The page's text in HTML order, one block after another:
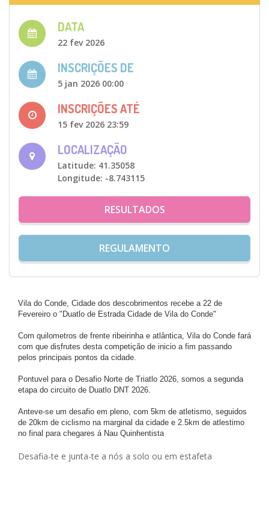
DATA
22 fev 2026
INSCRIÇÕES DE
5 jan 2026 00:00
INSCRIÇÕES ATÉ
15 fev 2026 23:59
LOCALIZAÇÃO
Latitude: 41.35058
Longitude: -8.743115
RESULTADOS
REGULAMENTO
Vila do Conde, Cidade dos descobrimentos recebe a 22 de
Fevereiro o "Duatlo de Estrada Cidade de Vila do Conde"
Com quilometros de frente ribeirinha e atlântica, Vila do Conde fará
com que disfrutes desta competição de inicio a fim passando
pelos principais pontos da cidade.
Pontuvel para o Desafio Norte de Triatlo 2026, somos a segunda
etapa do circuito de Duatlo DNT 2026.
Anteve-se um desafio em pleno, com 5km de atletismo, seguidos
de 20km de ciclismo na marginal da cidade e 2.5km de atlestimo
no final para chegares á Nau Quinhentista
Desafia-te e junta-te a nós a solo ou em estafeta